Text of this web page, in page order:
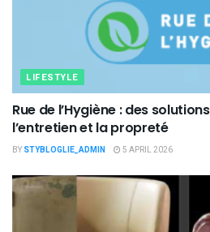
LIFESTYLE
Rue de l’Hygiène : des
l’entretien et la propreté
BY STYBLOGLIE_ADMIN 5 APRIL 2026